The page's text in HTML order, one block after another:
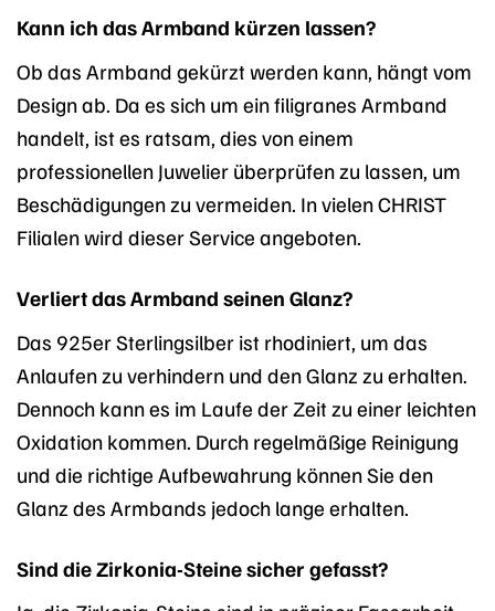
Kann ich das Armband kürzen lassen?
Ob das Armband gekürzt werden kann, hängt vom
Design ab. Da es sich um ein filigranes Armband
handelt, ist es ratsam, dies von einem
professionellen Juwelier überprüfen zu lassen, um
Beschädigungen zu vermeiden. In vielen CHRIST
Filialen wird dieser Service angeboten.
Verliert das Armband seinen Glanz?
Das 925er Sterlingsilber ist rhodiniert, um das
Anlaufen zu verhindern und den Glanz zu erhalten.
Dennoch kann es im Laufe der Zeit zu einer leichten
Oxidation kommen. Durch regelmäßige Reinigung
und die richtige Aufbewahrung können Sie den
Glanz des Armbands jedoch lange erhalten.
Sind die Zirkonia-Steine sicher gefasst?